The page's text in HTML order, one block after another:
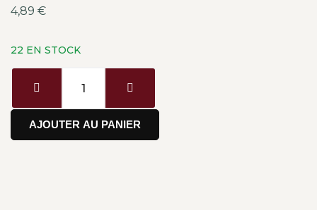
4,89 €
22 EN STOCK
AJOUTER AU PANIER